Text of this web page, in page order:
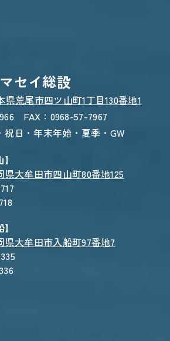
セイ総設
県荒尾市四ツ山町1丁目130番地1
FAX：0968-57-7967
日・年末年始・夏季・GW
県大牟田市四山町80番地125
県大牟田市入船町97番地7